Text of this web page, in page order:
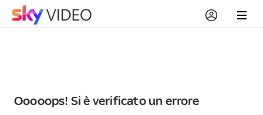
Ooooops! Si è verificato un errore